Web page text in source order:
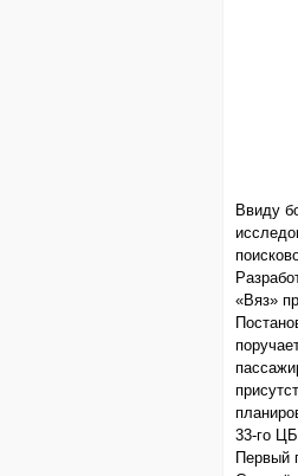
Ввиду
«Вяз»
33-го
Первый